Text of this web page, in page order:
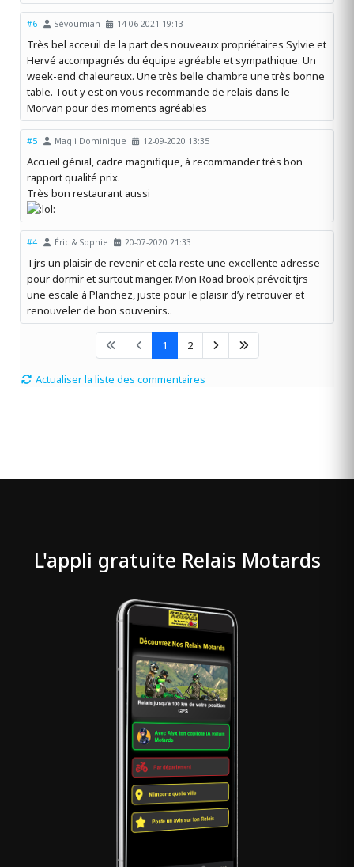
#6 Sévoumian 14-06-2021 19:13
Très bel acceuil de la part des nouveaux propriétaires Sylvie et
Hervé accompagnés du équipe agréable et sympathique. Un
week-end chaleureux. Une très belle chambre une très bonne
table. Tout y est.on vous recommande de relais dans le
Morvan pour des moments agréables
#5 Magli Dominique 12-09-2020 13:35
Accueil génial, cadre magnifique, à recommander très bon
rapport qualité prix.
Très bon restaurant aussi
#4 Éric & Sophie 20-07-2020 21:33
Tjrs un plaisir de revenir et cela reste une excellente adresse
pour dormir et surtout manger. Mon Road brook prévoit tjrs
une escale à Planchez, juste pour le plaisir d’y retrouver et
renouveler de bon souvenirs..
1 2
Actualiser la liste des commentaires
L'appli gratuite Relais Motards